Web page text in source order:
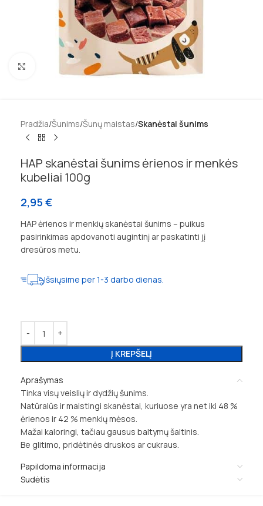
Padidinti
Pradžia Šunims Šunų maistas Skanėstai šunims
HAP skanėstai šunims ėrienos ir menkės
kubeliai 100g
2,95 €
HAP ėrienos ir menkių skanėstai šunims – puikus
pasirinkimas apdovanoti augintinį ar paskatinti jį
dresūros metu.
Išsiųsime per 1-3 darbo dienas.
Į KREPŠELĮ
Aprašymas
Tinka visų veislių ir dydžių šunims.
Natūralūs ir maistingi skanėstai, kuriuose yra net iki 48 %
ėrienos ir 42 % menkių mėsos.
Mažai kaloringi, tačiau gausus baltymų šaltinis.
Be glitimo, pridėtinės druskos ar cukraus.
Papildoma informacija
Sudėtis